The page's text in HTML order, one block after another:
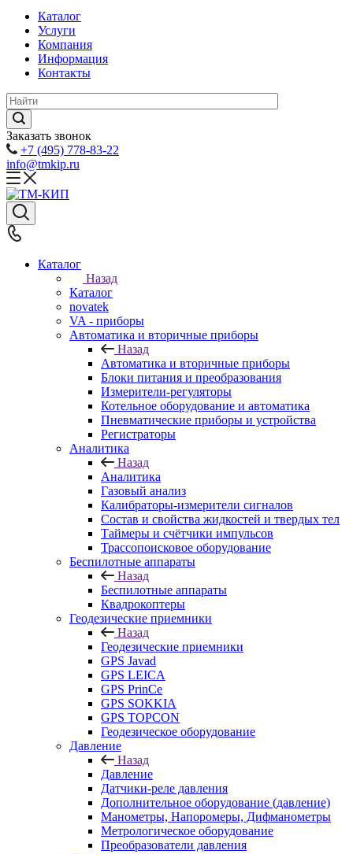
Каталог
Услуги
Компания
Информация
Контакты
Заказать звонок
+7 (495) 778-83-22
info@tmkip.ru
Каталог
Назад
Каталог
novatek
VA - приборы
Автоматика и вторичные приборы
Назад
Автоматика и вторичные приборы
Блоки питания и преобразования
Измерители-регуляторы
Котельное оборудование и автоматика
Пневматические приборы и устройства
Регистраторы
Аналитика
Назад
Аналитика
Газовый анализ
Калибраторы-измерители сигналов
Состав и свойства жидкостей и твердых тел
Таймеры и счётчики импульсов
Трассопоисковое оборудование
Беспилотные аппараты
Назад
Беспилотные аппараты
Квадрокоптеры
Геодезические приемники
Назад
Геодезические приемники
GPS Javad
GPS LEICA
GPS PrinCe
GPS SOKKIA
GPS TOPCON
Геодезическое оборудование
Давление
Назад
Давление
Датчики-реле давления
Дополнительное оборудование (давление)
Манометры, Напоромеры, Дифманометры
Метрологическое оборудование
Преобразователи давления